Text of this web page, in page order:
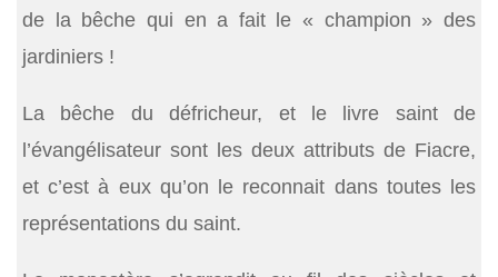
de la bêche qui en a fait le « champion » des
jardiniers !
La bêche du défricheur, et le livre saint de
l’évangélisateur sont les deux attributs de Fiacre,
et c’est à eux qu’on le reconnait dans toutes les
représentations du saint.